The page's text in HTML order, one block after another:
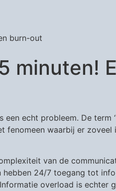
burn-out
minuten!
echt probleem. De term
fenomeen waarbij er
van de
hebben 24/7 toegang tot
overload is echter